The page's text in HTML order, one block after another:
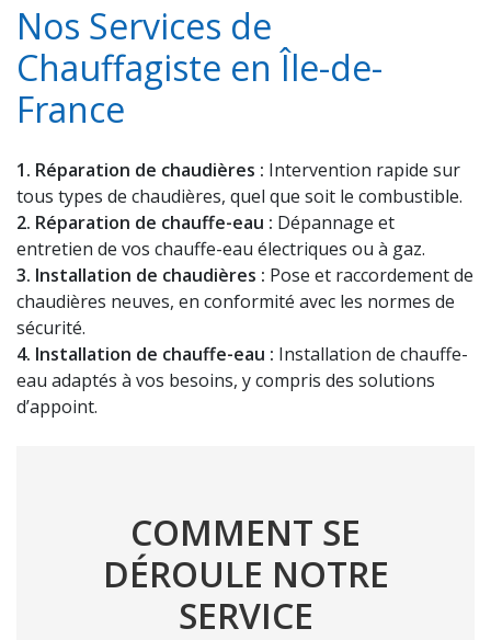
Nos Services de
Chauffagiste en Île-de-
France
1. Réparation de chaudières : Intervention rapide sur
tous types de chaudières, quel que soit le combustible.
2. Réparation de chauffe-eau : Dépannage et
entretien de vos chauffe-eau électriques ou à gaz.
3. Installation de chaudières : Pose et raccordement de
chaudières neuves, en conformité avec les normes de
sécurité.
4. Installation de chauffe-eau : Installation de chauffe-
eau adaptés à vos besoins, y compris des solutions
d’appoint.
COMMENT SE
DÉROULE NOTRE
SERVICE